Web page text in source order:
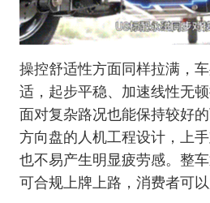
操控舒适性方面同样拉满，
适，起步平稳、加速线性无
面对复杂路况也能保持较好
方向盘的人机工程设计，上
也不易产生明显疲劳感。整
可合规上牌上路，消费者可以